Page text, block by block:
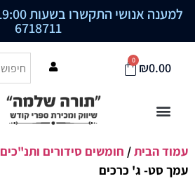
למענה אנושי התקשרו בשעות 09:00-19:00 לטלפון
6718711
₪0.00
0
עמוד הבית/ חומשים סידורים ותנ"כים
עמך סט- ג' כרכים